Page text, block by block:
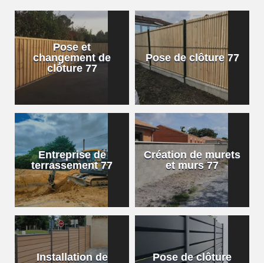
Pose et
changement de
clôture 77
Pose de clôture 77
Entreprise de
terrassement 77
Création de murets
et murs 77
Installation de
Pose de clôture